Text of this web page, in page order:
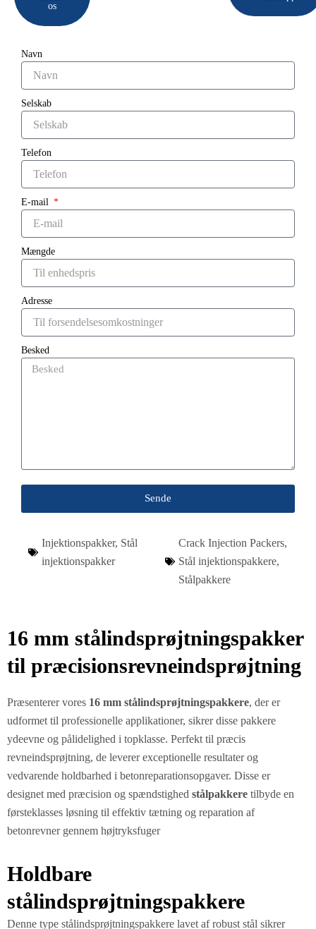
os
Navn
Selskab
Telefon
E-mail
Mængde
Adresse
Besked
Sende
Injektionspakker, Stål
injektionspakker
Crack Injection Packers,
Stål injektionspakkere,
Stålpakkere
16 mm stålindsprøjtningspakker
til præcisionsrevneindsprøjtning
Præsenterer vores 16 mm stålindsprøjtningspakkere, der er
udformet til professionelle applikationer, sikrer disse pakkere
ydeevne og pålidelighed i topklasse. Perfekt til præcis
revneindsprøjtning, de leverer exceptionelle resultater og
vedvarende holdbarhed i betonreparationsopgaver. Disse er
designet med præcision og spændstighed stålpakkere tilbyde en
førsteklasses løsning til effektiv tætning og reparation af
betonrevner gennem højtryksfuger
Holdbare
stålindsprøjtningspakkere
Denne type stålindsprøjtningspakkere lavet af robust stål sikrer